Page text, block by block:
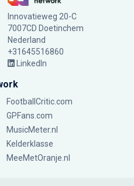
Innovatieweg 20-C
7007CD Doetinchem
Nederland
+31645516860
LinkedIn
FootballCritic.com
GPFans.com
MusicMeter.nl
Kelderklasse
MeeMetOranje.nl